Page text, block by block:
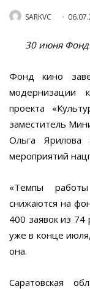
SARKVC
30 июня Фонд
Фонд кино
модернизации
проекта
заместитель
Ольга
мероприятий
«Темпы
снижаются на
400 заявок из 74
уже в конце
она.
Саратовская